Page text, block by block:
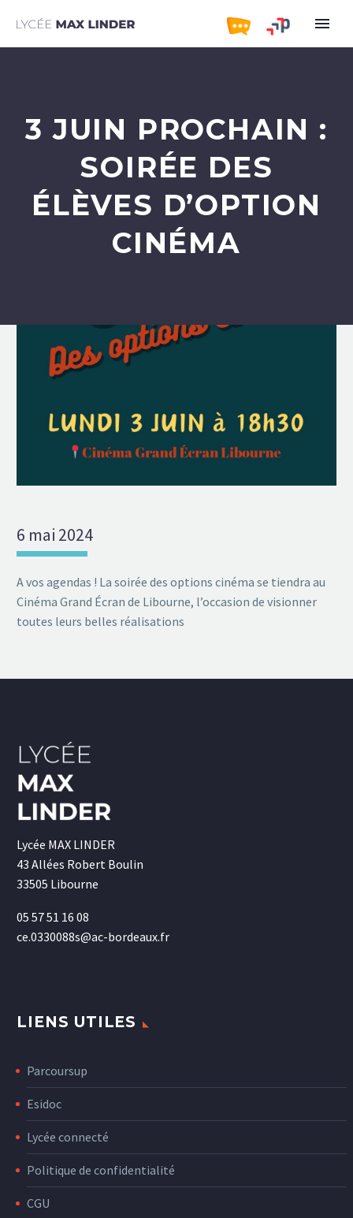
3 JUIN PROCHAIN :
SOIRÉE DES
ÉLÈVES D’OPTION
CINÉMA
6 mai 2024
A vos agendas ! La soirée des options cinéma se tiendra au
Cinéma Grand Écran de Libourne, l’occasion de visionner
toutes leurs belles réalisations
Lycée MAX LINDER
43 Allées Robert Boulin
33505 Libourne
05 57 51 16 08
ce.0330088s@ac-bordeaux.fr
LIENS UTILES
Parcoursup
Esidoc
Lycée connecté
Politique de confidentialité
CGU